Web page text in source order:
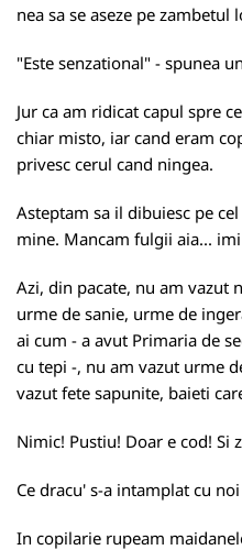
nea sa se aseze pe zambetul
"Este senzational" - spunea
Jur ca am ridicat capul spre
chiar misto, iar cand eram
privesc cerul cand ningea.
Asteptam sa il dibuiesc pe
mine. Mancam fulgii aia...
Azi, din pacate, nu am vazut
urme de sanie, urme de
ai cum - a avut Primaria de
cu tepi -, nu am vazut urme
vazut fete sapunite, baieti
Nimic! Pustiu! Doar e cod! Si
Ce dracu' s-a intamplat cu
In copilarie rupeam